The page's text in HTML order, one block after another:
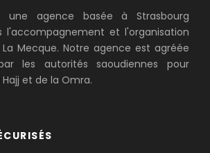
une agence basée à Strasbourg
l'accompagnement et l'organisation
Mecque. Notre agence est agréée
les autorités saoudiennes pour
et de la Omra.